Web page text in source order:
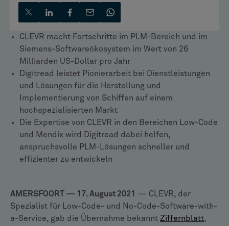
CLEVR macht Fortschritte im PLM-Bereich und im
Siemens-Softwareökosystem im Wert von 26
Milliarden US-Dollar pro Jahr
Digitread leistet Pionierarbeit bei Dienstleistungen
und Lösungen für die Herstellung und
Implementierung von Schiffen auf einem
hochspezialisierten Markt
Die Expertise von CLEVR in den Bereichen Low-Code
und Mendix wird Digitread dabei helfen,
anspruchsvolle PLM-Lösungen schneller und
effizienter zu entwickeln
AMERSFOORT — 17. August 2021
— CLEVR, der
Spezialist für Low-Code- und No-Code-Software-with-
a-Service, gab die Übernahme bekannt Ziffernblatt,